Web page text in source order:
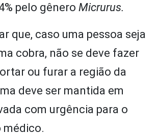
pelo gênero Micrurus.
que, caso uma pessoa seja
cobra, não se deve fazer
ou furar a região da
deve ser mantida em
com urgência para o